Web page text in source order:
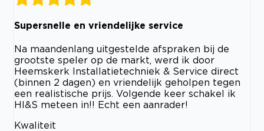
Supersnelle en vriendelijke service
Na maandenlang uitgestelde afspraken bij de
grootste speler op de markt, werd ik door
Heemskerk Installatietechniek & Service direct
(binnen 2 dagen) en vriendelijk geholpen tegen
een realistische prijs. Volgende keer schakel ik
HI&S meteen in!! Echt een aanrader!
Kwaliteit